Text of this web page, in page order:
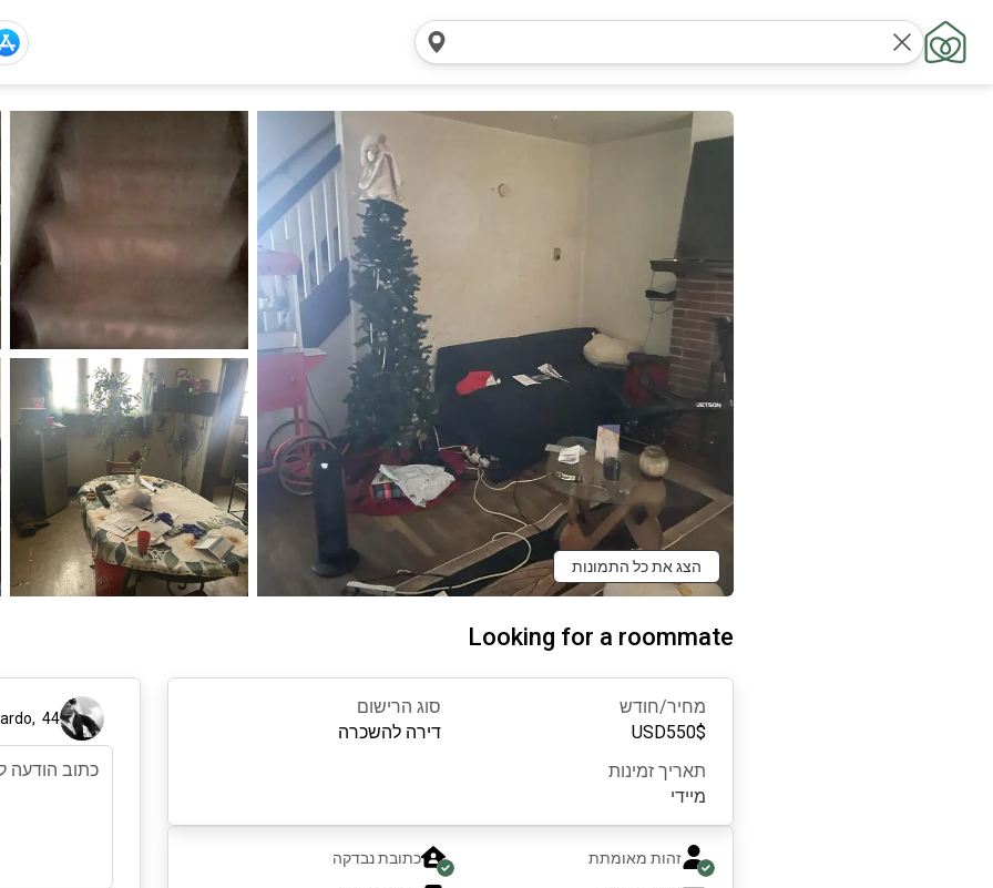
חפש
הצג את כל התמונות
Looking for a roommate
מחיר/חודש
$
550
USD
סוג הרישום
דירה להשכרה
תאריך זמינות
מיידי
זהות מאומתת כתובת נבדקה
, 44